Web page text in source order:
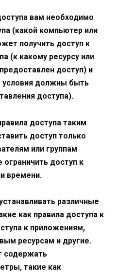
вам необходимо
(какой компьютер или
получить доступ к
(к какому ресурсу или
доступ) и
условия должны быть
доступа).
доступа таким
доступ только
или группам
доступ к
времени.
различные
как правила доступа к
к приложениям,
ресурсам и другие.
содержать
такие как